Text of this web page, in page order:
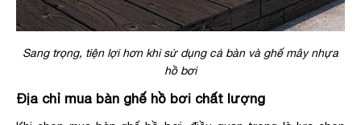
Sang trọng, tiện lợi hơn khi sử dụng cả bàn và ghế mây nhựa
hồ bơi
Địa chỉ mua bàn ghế hồ bơi chất lượng